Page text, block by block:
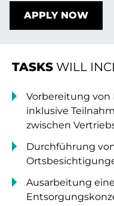
APPLY NOW
TASKS WILL
Vorbereitung von
inklusive
zwischen
Durchführung
Ausarbeitung